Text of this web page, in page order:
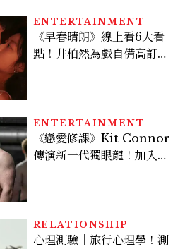
ENTERTAINMENT
《早春晴朗》線上看6大看
點！井柏然為戲自備高訂，
ENTERTAINMENT
《戀愛修課》Kit Connor
傳演新一代獨眼龍！加入新
RELATIONSHIP
心理測驗｜旅行心理學！測